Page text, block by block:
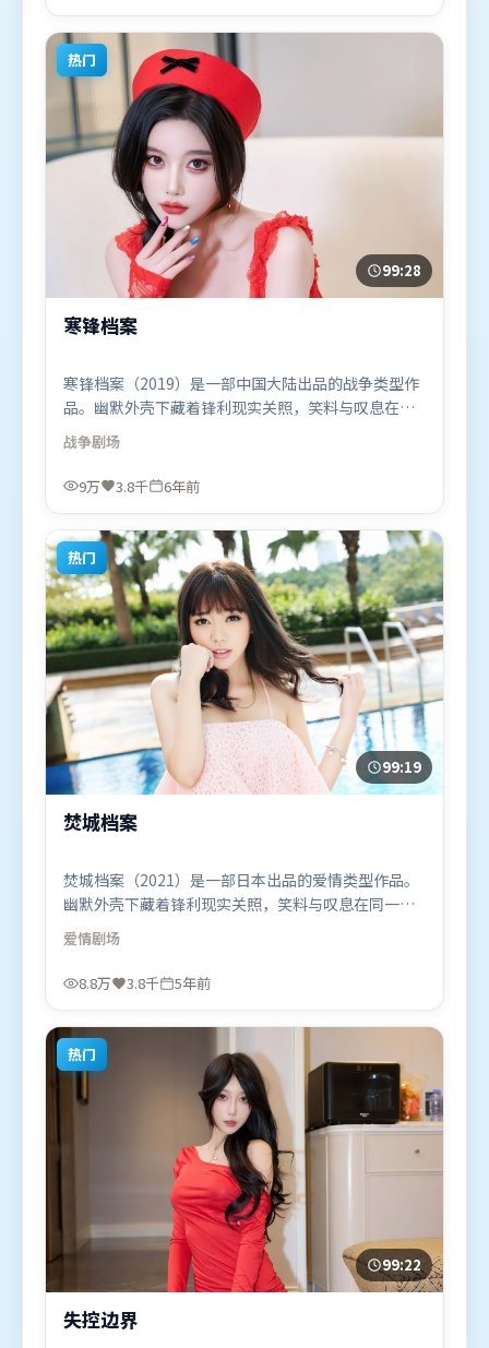
漫题材的观众观看。
热门
99:28
寒锋档案
寒锋档案（2019）是一部中国大陆出品的战争类型作
品。幽默外壳下藏着锋利现实关照，笑料与叹息在同
一场景里并存。动作场面设计讲究空间与节奏，文戏
部分同样扎实耐嚼。由丹尼斯·维伦纽瓦执导，沈
腾、李政宰、孙艺珍，王景春等联袂出演。影片于
适合喜欢战争题材的观众观看。
战争剧场
9万 3.8千 6年前
热门
99:19
焚城档案
焚城档案（2021）是一部日本出品的爱情类型作品。
幽默外壳下藏着锋利现实关照，笑料与叹息在同一场
景里并存。高潮段落信息密度高，情绪释放与主题回
扣同时完成。由阿彼尔邦执导，提莫西·查拉米、全
智贤、赵丽颖，汤唯等联袂出演。影片于2021年4月
材的观众观看。
爱情剧场
8.8万 3.8千 5年前
热门
99:22
失控边界